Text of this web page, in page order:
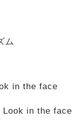
ム
in the face
Look in the face